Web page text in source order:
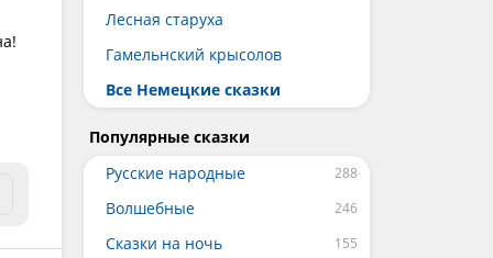
Лесная старуха
Гамельнский крысолов
Все Немецкие сказки
Популярные сказки
Русские народные
Волшебные
Сказки на ночь